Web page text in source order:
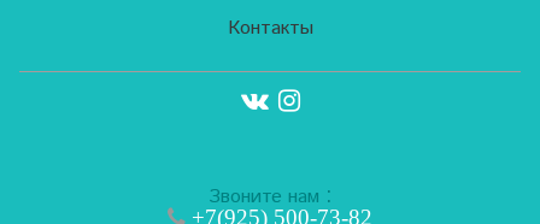
Контакты
Звоните нам :
+7(925) 500-73-82